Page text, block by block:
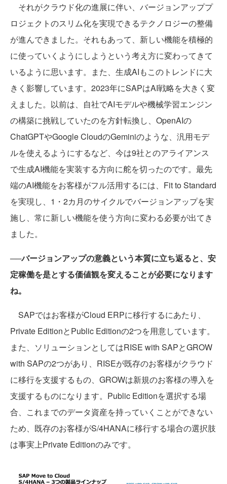
それがクラウド化の進展に伴い、バージョンアッププ
ロジェクトのスリム化を実現できるテクノロジーの整備
が進んできました。それもあって、新しい機能を積極的
に使っていくようにしようという考え方に変わってきて
いるように思います。また、生成AIもこのトレンドに大
きく影響しています。2023年にSAPはAI戦略を大きく変
えました。以前は、自社でAIモデルや機械学習エンジン
の構築に挑戦していたのを方針転換し、OpenAIの
ChatGPTやGoogle CloudのGeminiのような、汎用モデ
ルを使えるようにするなど、今は9社とのアライアンス
で生成AI機能を実装する方向に舵を切ったのです。最先
端のAI機能をお客様がフル活用するには、Fit to Standard
を実現し、1・2カ月のサイクルでバージョンアップを実
施し、常に新しい機能を使う方向に変わる必要が出てき
ました。
──バージョンアップの意義という本質に立ち返ると、安
定稼働を是とする価値観を変えることが必要になります
ね。
SAPではお客様がCloud ERPに移行するにあたり、
Private EditionとPublic Editionの2つを用意しています。
また、ソリューションとしてはRISE with SAPとGROW
with SAPの2つがあり、RISEが既存のお客様がクラウド
に移行を支援するもの、GROWは新規のお客様の導入を
支援するものになります。Public Editionを選択する場
合、これまでのデータ資産を持っていくことができない
ため、既存のお客様がS/4HANAに移行する場合の選択肢
は事実上Private Editionのみです。